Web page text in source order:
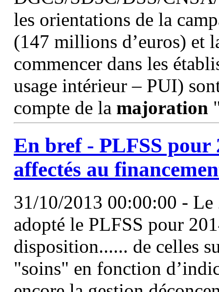
les orientations de la
(147 millions d’euros) et
commencer dans les
usage intérieur – PUI)
compte de la majoration
En bref - PLFSS pour
affectés au
31/10/2013 00:00:00 - Le
adopté le PLFSS pour
disposition...... de celles
"soins" en fonction